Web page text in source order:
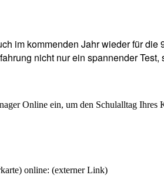
im kommenden Jahr wieder für
nicht nur ein spannender
Online ein, um den Schulalltag Ihres
online: (externer Link)